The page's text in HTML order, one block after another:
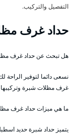
التفصيل والتركيب.
حداد غرف
هل تبحث عن حداد غرف
نسعى دائما لتوفير
غرف مظلات شبرة وتركيبها
ما هي ميزات حداد غرف
يتميز حداد شبرة حديد